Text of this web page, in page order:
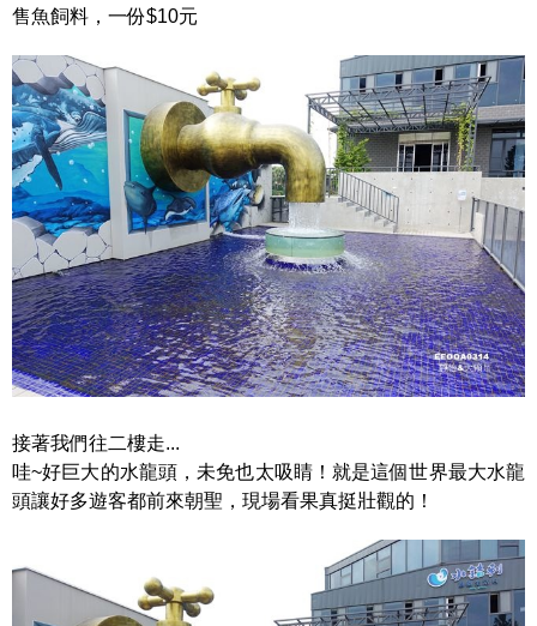
售魚飼料，一份$10元
接著我們往二樓走...
哇~好巨大的水龍頭，未免也太吸睛！就是這個世界最大水龍
頭讓好多遊客都前來朝聖，現場看果真挺壯觀的！